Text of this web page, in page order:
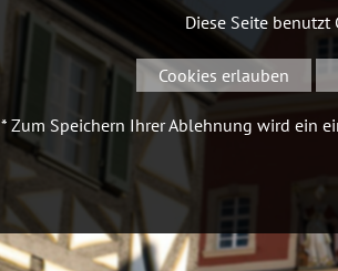
Diese Seite
Cookies erlauben
* Zum Speichern Ihrer Ablehnung wird ein